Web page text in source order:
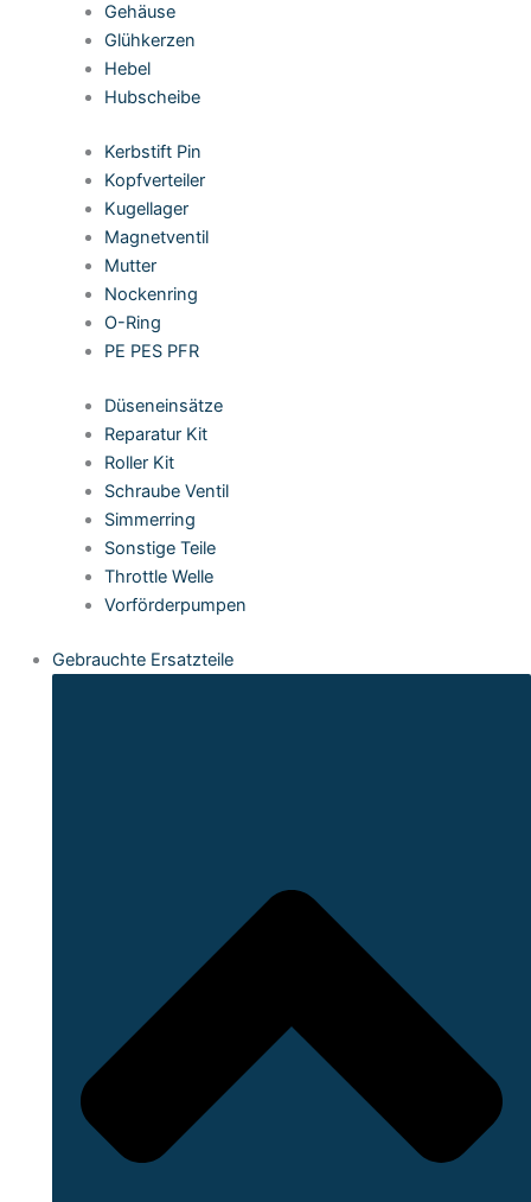
Gehäuse
Glühkerzen
Hebel
Hubscheibe
Kerbstift Pin
Kopfverteiler
Kugellager
Magnetventil
Mutter
Nockenring
O-Ring
PE PES PFR
Düseneinsätze
Reparatur Kit
Roller Kit
Schraube Ventil
Simmerring
Sonstige Teile
Throttle Welle
Vorförderpumpen
Gebrauchte Ersatzteile